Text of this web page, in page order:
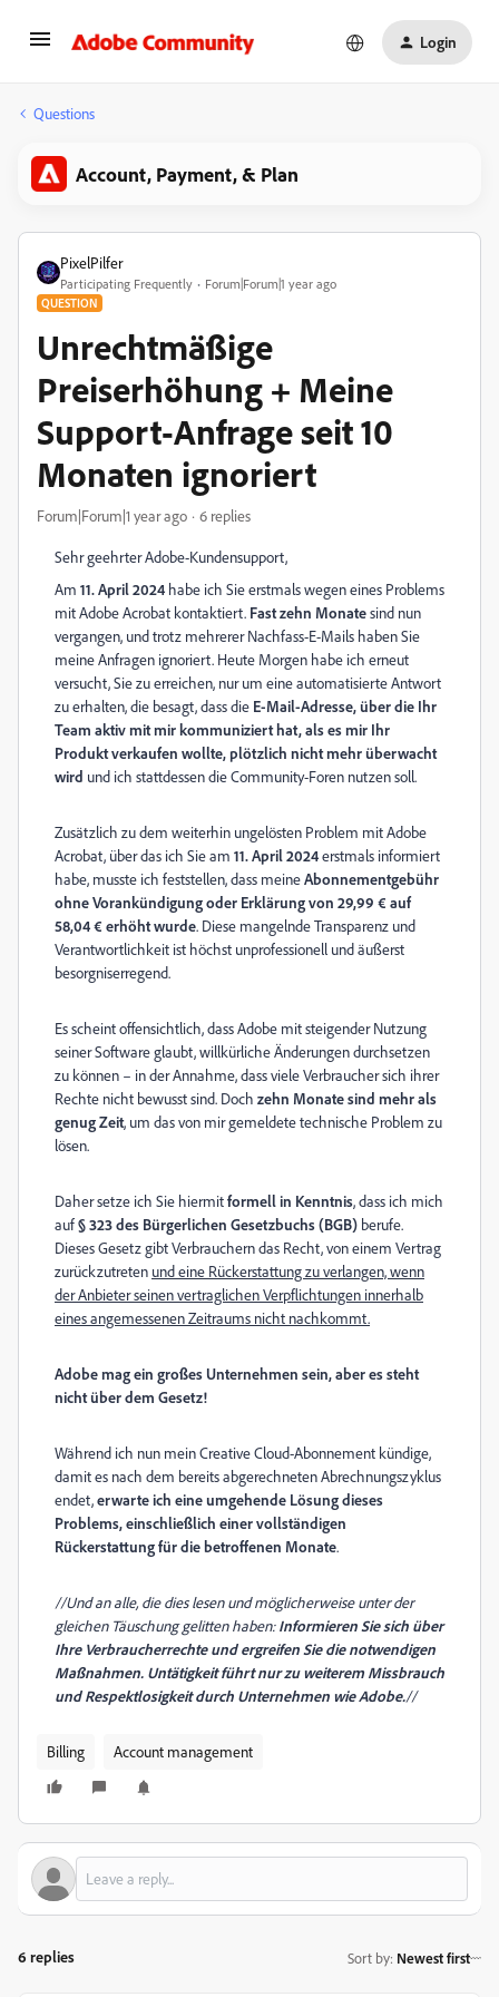
Login
Questions
Account, Payment, & Plan
PixelPilfer
Participating Frequently Forum|Forum|1 year ago
QUESTION
Unrechtmäßige
Preiserhöhung + Meine
Support-Anfrage seit 10
Monaten ignoriert
Forum|Forum|1 year ago 6 replies
Sehr geehrter Adobe-Kundensupport,
Am 11. April 2024 habe ich Sie erstmals wegen eines Problems
mit Adobe Acrobat kontaktiert. Fast zehn Monatesind nun
vergangen, und trotz mehrerer Nachfass-E-Mails haben Sie
meine Anfragen ignoriert. Heute Morgen habe ich erneut
versucht, Sie zu erreichen, nur um eine automatisierte Antwort
zu erhalten, die besagt, dass die E-Mail-Adresse, über die Ihr
Team aktiv mit mir kommuniziert hat, als es mir Ihr
Produkt verkaufen wollte, plötzlich nicht mehr überwacht
wird und ich stattdessen die Community-Foren nutzen soll.
Zusätzlich zu dem weiterhin ungelösten Problem mit Adobe
Acrobat, über das ich Sie am 11. April 2024erstmals informiert
habe, musste ich feststellen, dass meineAbonnementgebühr
ohne Vorankündigung oder Erklärung von 29,99 € auf
58,04 € erhöht wurde. Diese mangelnde Transparenz und
Verantwortlichkeit ist höchst unprofessionell und äußerst
besorgniserregend.
Es scheint offensichtlich, dass Adobe mit steigender Nutzung
seiner Software glaubt, willkürliche Änderungen durchsetzen
zu können – in der Annahme, dass viele Verbraucher sich ihrer
Rechte nicht bewusst sind. Doch zehn Monate sind mehr als
genug Zeit, um das von mir gemeldete technische Problem zu
lösen.
Daher setze ich Sie hiermitformell in Kenntnis, dass ich mich
auf§ 323 des Bürgerlichen Gesetzbuchs (BGB) berufe.
Dieses Gesetz gibt Verbrauchern das Recht, von einem Vertrag
zurückzutreten und eine Rückerstattung zu verlangen, wenn
der Anbieter seinen vertraglichen Verpflichtungen innerhalb
eines angemessenen Zeitraums nicht nachkommt.
Adobe mag ein großes Unternehmen sein, aber es steht
nicht über dem Gesetz!
Während ich nun mein Creative Cloud-Abonnement kündige,
damit es nach dem bereits abgerechneten Abrechnungszyklus
endet,erwarte ich eine umgehende Lösung dieses
Problems, einschließlich einer vollständigen
Rückerstattung für die betroffenen Monate.
//Und an alle, die dies lesen und möglicherweise unter der
gleichen Täuschung gelitten haben:Informieren Sie sich über
Ihre Verbraucherrechte und ergreifen Sie die notwendigen
Maßnahmen. Untätigkeit führt nur zu weiterem Missbrauch
und Respektlosigkeit durch Unternehmen wie Adobe.//
Billing Account management
6 replies Sort by: Newest first